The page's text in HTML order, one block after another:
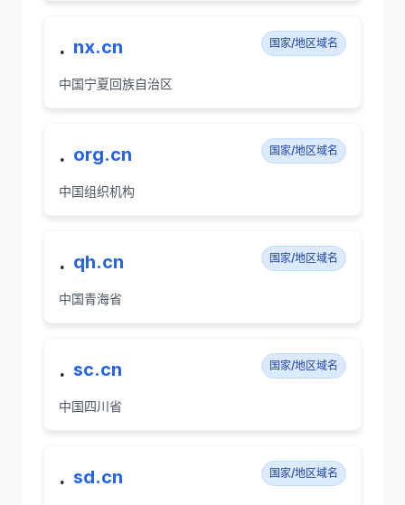
. nx.cn 国家/地区域名
中国宁夏回族自治区
. org.cn 国家/地区域名
中国组织机构
. qh.cn 国家/地区域名
中国青海省
. sc.cn 国家/地区域名
中国四川省
. sd.cn 国家/地区域名